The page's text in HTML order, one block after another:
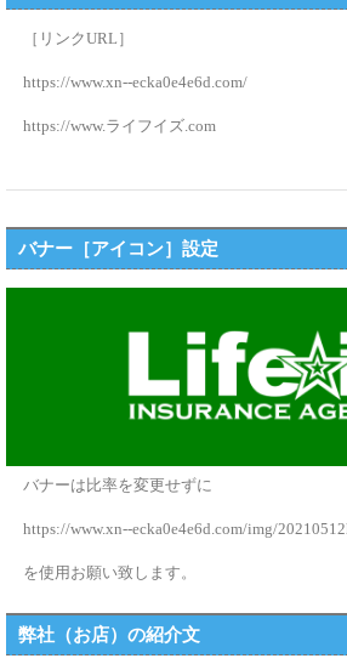
［リンクURL］
https://www.xn--ecka0e4e6d.com/
https://www.ライフイズ.com
バナー［アイコン］設定
バナーは比率を変更せずに
https://www.xn--ecka0e4e6d.com/img/
を使用お願い致します。
弊社（お店）の紹介文